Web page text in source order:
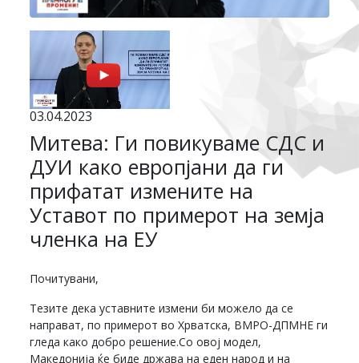
03.04.2023
Mитева: Ги повикуваме СДС и
ДУИ како европјани да ги
прифатат измените на
Уставот по примерот на земја
членка на ЕУ
Почитувани,
Тезите дека уставните измени би можело да се
направат, по примерот во Хрватска, ВМРО-ДПМНЕ ги
гледа како добро решение.Со овој модел,
Македонија ќе биде држава на еден народ и на